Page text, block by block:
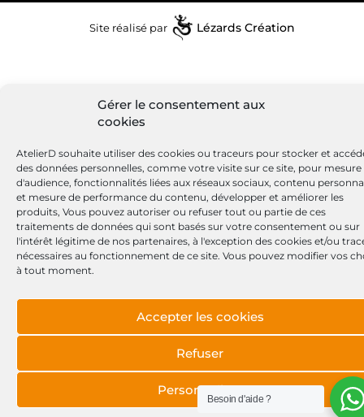
Gérer le consentement aux
cookies
AtelierD souhaite utiliser des cookies ou traceurs pour stocker et
des données personnelles, comme votre visite sur ce site, pour mesure
d'audience, fonctionnalités liées aux réseaux sociaux, contenu
et mesure de performance du contenu, développer et améliorer les
produits, Vous pouvez autoriser ou refuser tout ou partie de ces
traitements de données qui sont basés sur votre consentement ou sur
l'intérêt légitime de nos partenaires, à l'exception des cookies et/ou
nécessaires au fonctionnement de ce site. Vous pouvez modifier vos
à tout moment.
Accepter les cookies
Refuser
Personnaliser
Site réalisé par Lézards Création
Besoin d'aide ?